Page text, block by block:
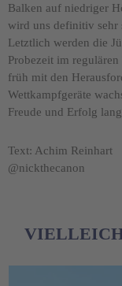
Balken auf niedriger
wird uns definitiv sehr
Letztlich werden die
Probezeit im
früh mit den
Wettkampfgeräte
Freude und Erfolg
Text: Achim Reinhart
@nickthecanon